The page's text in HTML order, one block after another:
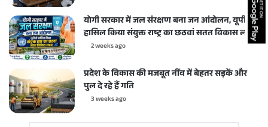
योगी सरकार में जल संरक्षण बना जन आंदोलन, यूपी ने
हासिल किया संयुक्त राष्ट्र का छठवां सतत विकास लक्ष्य
2 weeks ago
प्रदेश के विकास की मजबूत नींव में बेहतर सड़कें और
पुल दे रहे हैं गति
3 weeks ago